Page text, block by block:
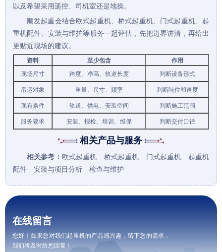
以及希望采用遥控、司机室还是地操。
顺发起重会结合欧式起重机、桥式起重机、 门式起重机、 起
重机配件、安装与维护等服务一起评估，先把边界讲清，再给出
更贴近现场的建议。
资料 至少包含 作用
现场尺寸 跨度、净高、轨道长度
判断设备形式
吊运对象
重量、尺寸、频率
判断吨位和速度
现有条件
轨道、供电、安装空间
判断施工范围
服务要求
安装、报检、培训、维保 判断交付口径
相关产品与服务
相关参考： 欧式起重机 桥式起重机 门式起重机
起重机
配件
安装与项目分析 检查与维护
在线留言
您好！如果您对我们起重机的产品感兴趣，留下您的需求，
我们将及时给您回复！